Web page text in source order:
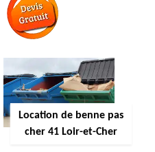
Location de benne pas
cher 41 Loir-et-Cher